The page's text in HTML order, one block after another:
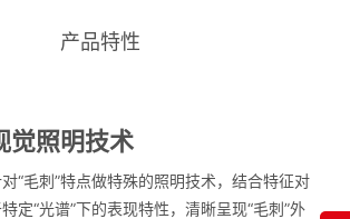
产品特性
觉照明技术
“毛刺”特点做特殊的照明技术，结合特征对
定“光谱”下的表现特性，清晰呈现“毛刺”外